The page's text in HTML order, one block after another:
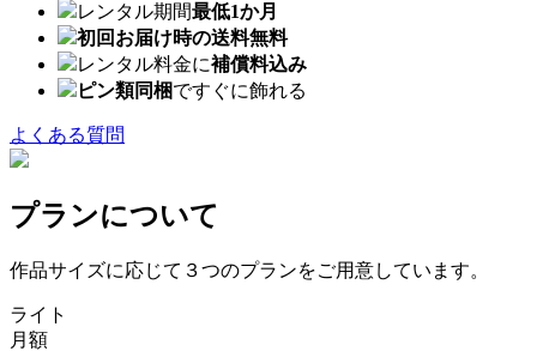
レンタル期間最低1か月
初回お届け時の送料無料
レンタル料金に補償料込み
ピン類同梱ですぐに飾れる
よくある質問
プランについて
作品サイズに応じて３つのプランをご用意しています。
ライト
月額